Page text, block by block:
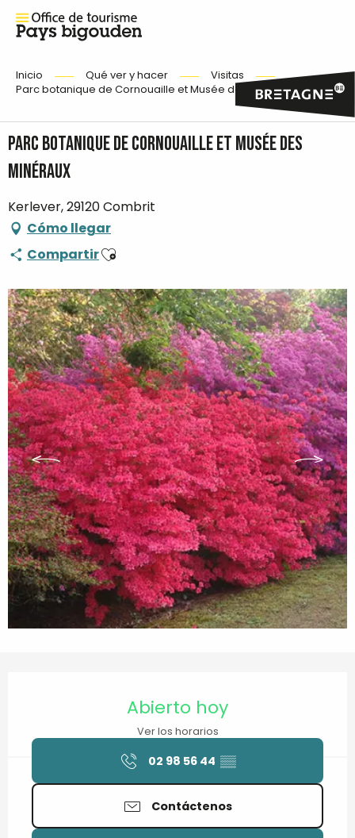
Inicio Qué ver y hacer
Visitas
Parc botanique de Cornouaille et Musée des Minéraux
Parc botanique de Cornouaille et Musée des
Minéraux
Kerlever, 29120 Combrit
Cómo llegar
CompartirAjouter aux favoris
Abierto hoy
Ver los horarios
02 98 56 44 ▒▒
Contáctenos